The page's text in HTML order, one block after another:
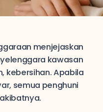
menjejaskan
kawasan
kebersihan. Apabila
semua penghuni